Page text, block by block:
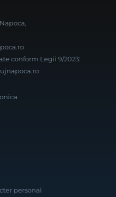
conform Legii 9/2023:
personal